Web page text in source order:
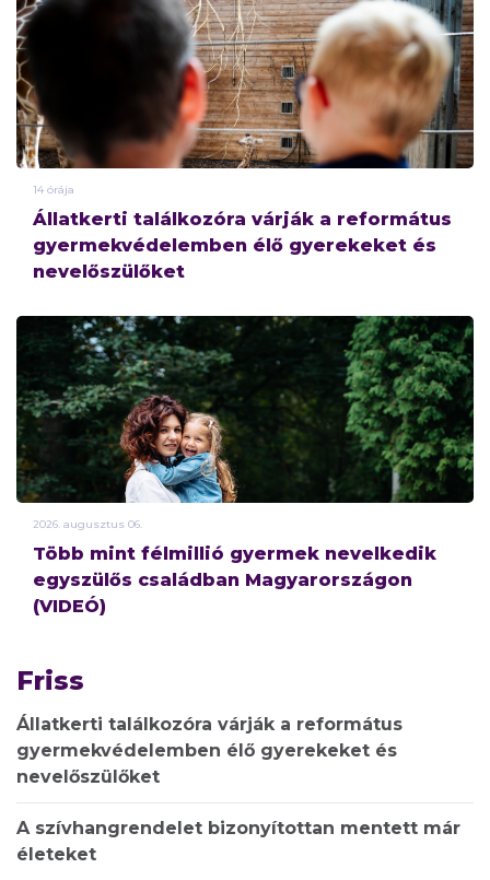
14 órája
Állatkerti találkozóra várják a református
gyermekvédelemben élő gyerekeket és
nevelőszülőket
2026. augusztus 06.
Több mint félmillió gyermek nevelkedik
egyszülős családban Magyarországon
(VIDEÓ)
Friss
Állatkerti találkozóra várják a református
gyermekvédelemben élő gyerekeket és
nevelőszülőket
A szívhangrendelet bizonyítottan mentett már
életeket